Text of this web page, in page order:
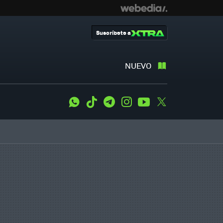
NUEVO
Suscríbete a
WhatsApp
Tiktok TelegramInstagramYoutube